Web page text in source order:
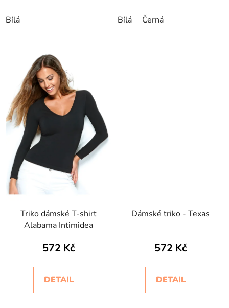
Bílá Bílá Černá
Triko dámské T-shirt
Alabama Intimidea
572 Kč
DETAIL
Dámské triko - Texas
572 Kč
DETAIL